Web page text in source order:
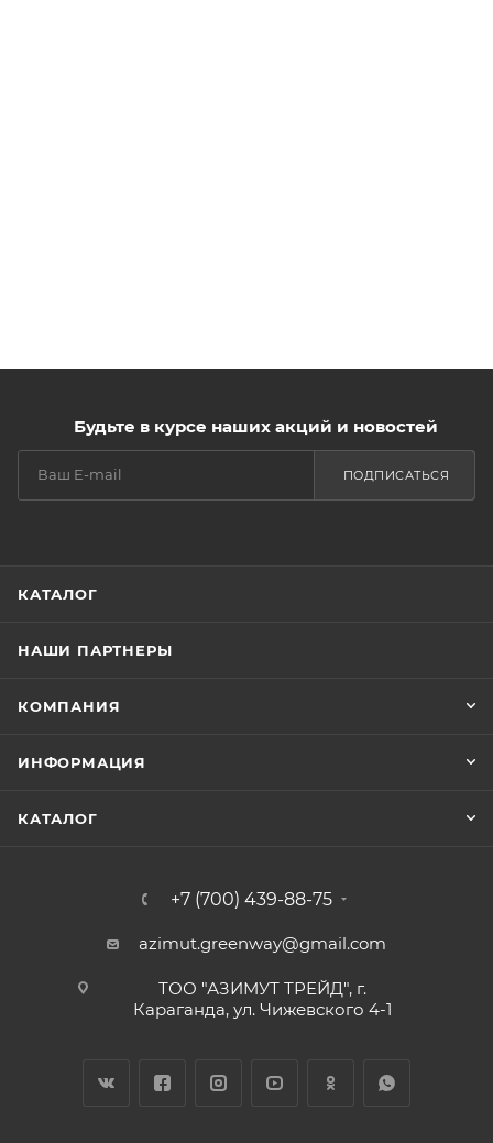
Будьте в курсе наших акций и новостей
ПОДПИСАТЬСЯ
КАТАЛОГ
НАШИ ПАРТНЕРЫ
КОМПАНИЯ
ИНФОРМАЦИЯ
КАТАЛОГ
+7 (700) 439-88-75
azimut.greenway@gmail.com
ТОО "АЗИМУТ ТРЕЙД", г.
Караганда, ул. Чижевского 4-1